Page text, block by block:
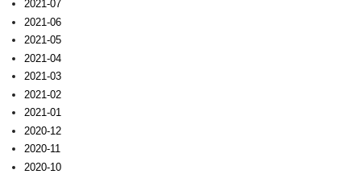
2021-07
2021-06
2021-05
2021-04
2021-03
2021-02
2021-01
2020-12
2020-11
2020-10